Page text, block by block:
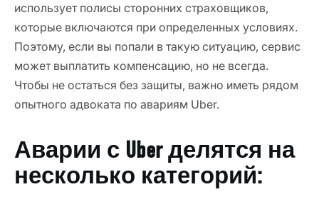
использует полисы сторонних страховщиков,
которые включаются при определенных условиях.
Поэтому, если вы попали в такую ситуацию, сервис
может выплатить компенсацию, но не всегда.
Чтобы не остаться без защиты, важно иметь рядом
опытного адвоката по авариям Uber.
Аварии с Uber делятся на
несколько категорий: